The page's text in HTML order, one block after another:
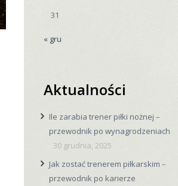
31
« gru
Aktualności
Ile zarabia trener piłki nożnej –
przewodnik po wynagrodzeniach
30 grudnia, 2025
Jak zostać trenerem piłkarskim –
przewodnik po karierze